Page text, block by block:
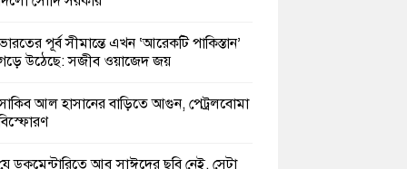
পূর্ব সীমান্তে এখন ‘আরেকটি পাকিস্তান’
উঠেছে: সজীব ওয়াজেদ জয়
আল হাসানের বাড়িতে আগুন, পেট্রলবোমা
ডকুমেন্টারিতে আবু সাঈদের ছবি নেই, সেটা